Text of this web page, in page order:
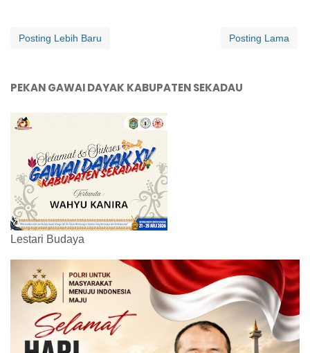
Posting Lebih Baru Posting Lama
PEKAN GAWAI DAYAK KABUPATEN SEKADAU
Lestari Budaya